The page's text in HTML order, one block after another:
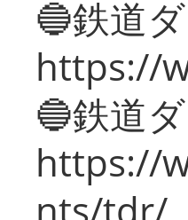
🔵鉄道
https://
🔵鉄道
https://